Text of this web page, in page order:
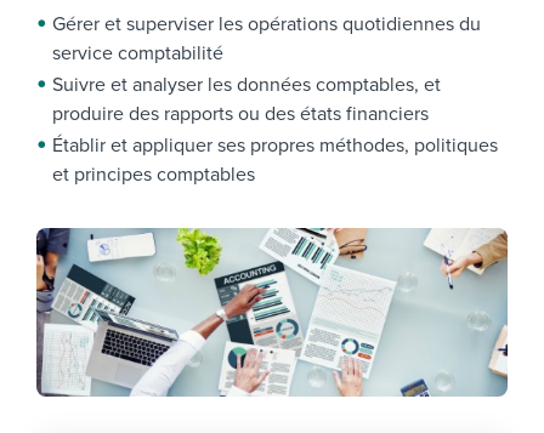
Gérer et superviser les opérations quotidiennes du
service comptabilité
Suivre et analyser les données comptables, et
produire des rapports ou des états financiers
Établir et appliquer ses propres méthodes, politiques
et principes comptables